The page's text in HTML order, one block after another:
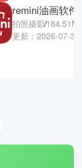
拍照摄影184.51M
更新：2026-07-30